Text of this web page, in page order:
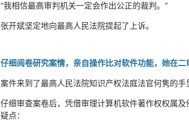
“我相信最高审判机关一定会作出公正的裁判。”
张开斌坚定地向最高人民法院提起了上诉。
仔细阅卷研究案情，亲自操作比对软件功能，她在
案件来到了最高人民法院知识产权法庭法官何隽的手
仔细审查案卷后，凭借审理计算机软件著作权权属
疑点：